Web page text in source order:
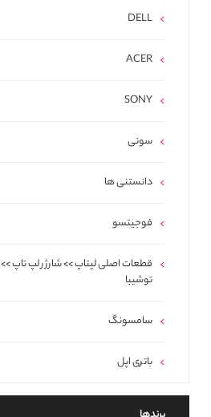
DELL
ACER
SONY
سونی
دانستنی ها
فوجیتسو
قطعات اصلی لپتاپ >> شارژر لپ تاپ >>
توشیبا
سامسونگ
باتری اپل